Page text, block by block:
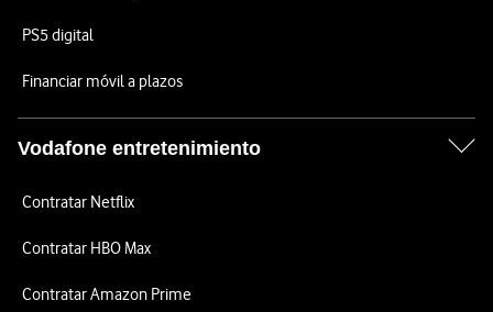
PS5 digital
Financiar móvil a plazos
Vodafone entretenimiento
Contratar Netflix
Contratar HBO Max
Contratar Amazon Prime